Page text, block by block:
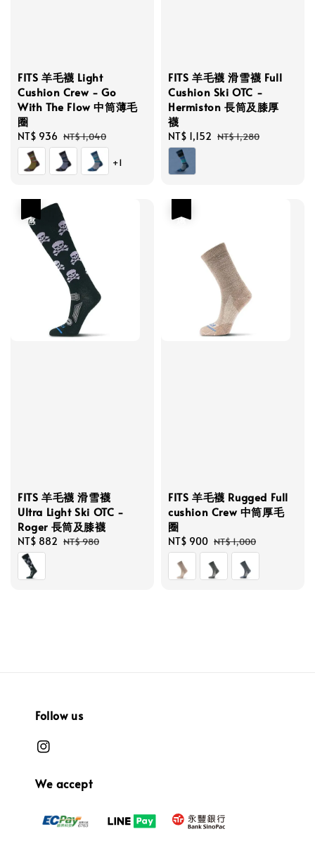
FITS 羊毛襪 Light
Cushion Crew - Go
With The Flow 中筒薄毛
圈
Sale
price
NT$ 936 Regular
price
NT$ 1,040
+1
FITS 羊毛襪 滑雪襪 Full
Cushion Ski OTC -
Hermiston 長筒及膝厚
襪
Sale
price
NT$ 1,152 Regular
NT$ 1,280
FITS 羊毛襪 滑雪襪
Ultra Light Ski OTC -
Roger 長筒及膝襪
Sale
price
NT$ 882 Regular
NT$ 980
FITS 羊毛襪 Rugged Full
cushion Crew 中筒厚毛
圈
Sale
price
NT$ 900 Regular
price
NT$ 1,000
Follow us
We accept